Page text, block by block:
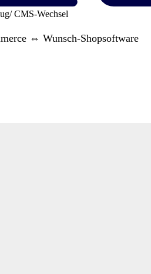
CMS-Wechsel
⇔ Wunsch-Shopsoftware